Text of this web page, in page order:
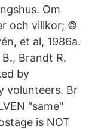
Om
och villkor; ©
et al, 1986a.
Brandt R.
by
volunteers. Br
"same"
is NOT